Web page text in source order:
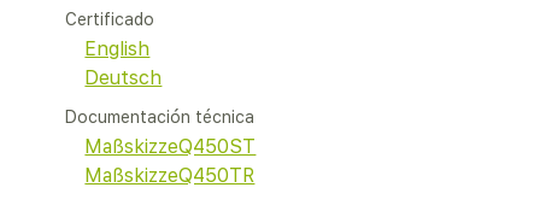
Certificado
English
Deutsch
Documentación técnica
MaßskizzeQ450ST
MaßskizzeQ450TR